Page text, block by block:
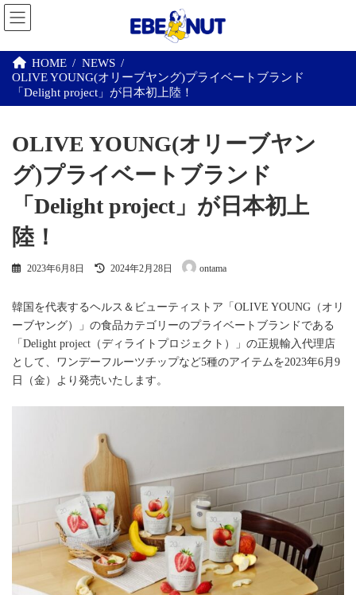
コ
ン
テ
ン
キ
ナ
ビ
ゲ
ー
に
HOME
NEWS
OLIVE YOUNG(オリーブヤング)プライベートブランド
「Delight project」が日本初上陸！
OLIVE YOUNG(オリーブヤン
グ)プライベートブランド
「Delight project」が日本初上
陸！
2023年6月8日
最
新
日
時
:
2024年2月28日 ontama
韓国を代表するヘルス＆ビューティストア「OLIVE YOUNG（オリ
ーブヤング）」の食品カテゴリーのプライベートブランドである
「Delight project（ディライトプロジェクト）」の正規輸入代理店
として、ワンデーフルーツチップなど5種のアイテムを2023年6月9
日（金）より発売いたします。